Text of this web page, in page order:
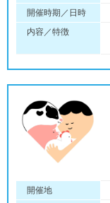
開催時期／日時
内容／特徴
開催地